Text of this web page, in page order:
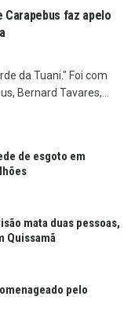
Carapebus faz apelo
da Tuani." Foi com
Bernard Tavares,...
de esgoto em
mata duas pessoas,
Quissamã
pelo